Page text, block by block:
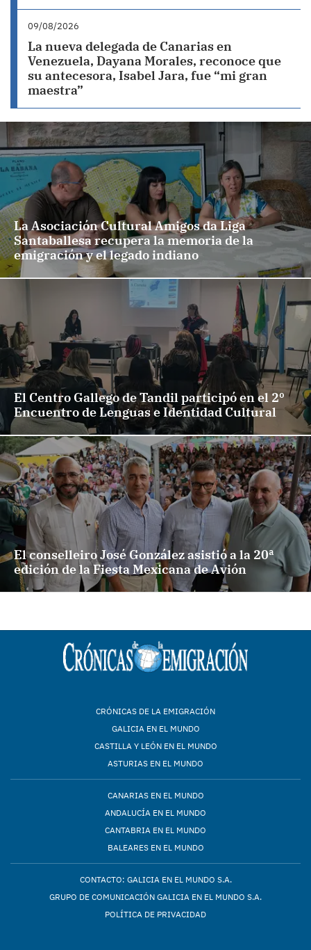
09/08/2026
La nueva delegada de Canarias en
Venezuela, Dayana Morales, reconoce que
su antecesora, Isabel Jara, fue “mi gran
maestra”
La Asociación Cultural Amigos da Liga
Santaballesa recupera la memoria de la
emigración y el legado indiano
El Centro Gallego de Tandil participó en el 2º
Encuentro de Lenguas e Identidad Cultural
El conselleiro José González asistió a la 20ª
edición de la Fiesta Mexicana de Avión
CRÓNICAS DE LA EMIGRACIÓN
GALICIA EN EL MUNDO
CASTILLA Y LEÓN EN EL MUNDO
ASTURIAS EN EL MUNDO
CANARIAS EN EL MUNDO
ANDALUCÍA EN EL MUNDO
CANTABRIA EN EL MUNDO
BALEARES EN EL MUNDO
CONTACTO: GALICIA EN EL MUNDO S.A.
GRUPO DE COMUNICACIÓN GALICIA EN EL MUNDO S.A.
POLÍTICA DE PRIVACIDAD